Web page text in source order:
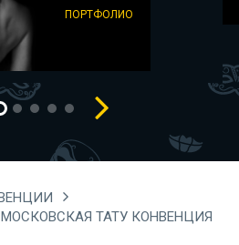
ПОРТФОЛИО
ТАТУ КОНВЕНЦИЯ